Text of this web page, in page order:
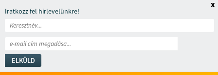
Iratkozz fel hírlevelünkre!
ELKÜLD
x